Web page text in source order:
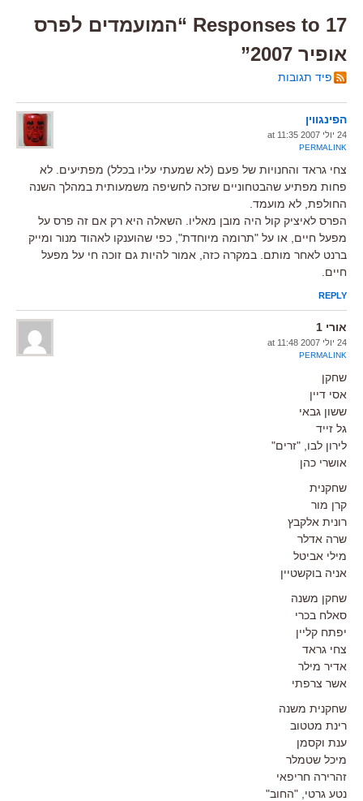
17 Responses to “המועמדים לפרס
אופיר 2007”
פיד תגובות
הפינגווין
24 יולי 2007 at 11:35
PERMALINK
צחי גראד והחנויות של פעם (לא שמעתי עליו בכלל) מפתיעים. לא
פחות מפתיע שהבטחוניים שזכה לחשיפה משמעותית במהלך השנה
החולפת, לא מועמד.
הפרס לאיציק קול היה מובן מאליו. השאלה היא רק אם זה פרס על
מפעל חיים, או על "תרומה מיוחדת", כפי שהוענקו לאהוד מנור ומייק
ברנט לאחר מותם. במקרה כזה, אמור להיות גם זוכה חי על מפעל
חיים.
REPLY
אורי 1
24 יולי 2007 at 11:48
PERMALINK
שחקן
אסי דיין
ששון גבאי
גל זייד
לירון לבו, "זרים"
אושרי כהן
שחקנית
קרן מור
רונית אלקבץ
שרה אדלר
מילי אביטל
אניה בוקשטיין
שחקן משנה
סאלח בכרי
יפתח קליין
צחי גראד
אדיר מילר
אשר צרפתי
שחקנית משנה
רינת מטטוב
ענת וקסמן
מיכל שטמלר
זהרירה חריפאי
נטע גרטי, "החוב"